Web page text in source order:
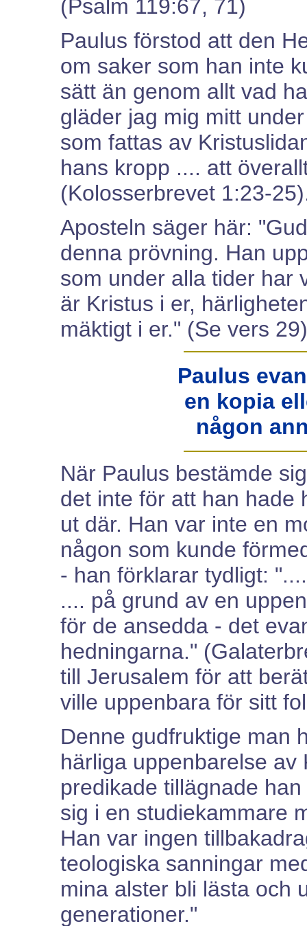
(Psalm 119:67, 71)
Paulus förstod att den
om saker som han inte
sätt än genom allt vad
gläder jag mig mitt
som fattas av
hans kropp .... att
(Kolosserbrevet 1:23-
Aposteln säger här:
denna prövning. Han
som under alla tider har
är Kristus i er,
mäktigt i er." (Se vers
Paulus
en kopia
någon
När Paulus bestämde
det inte för att han hade
ut där. Han var inte en
någon som kunde
- han förklarar tydligt:
.... på grund av en
för de ansedda - det
hedningarna."
till Jerusalem för att
ville uppenbara för sitt
Denne gudfruktige man
härliga uppenbarelse
predikade tillägnade
sig i en studiekammare
Han var ingen
teologiska sanningar
mina alster bli lästa och
generationer."